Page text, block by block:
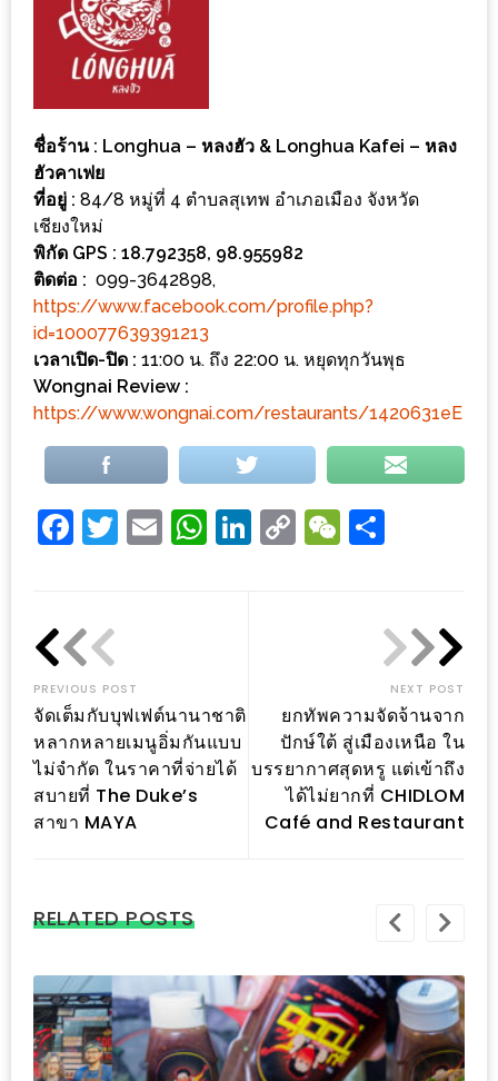
พิเศษ
ร้าน
อาหาร
ใน
เชียงใหม่
หนาว
ใช่
ไหม?
แวะ
ไป
ผิง
ไฟ
อุ่นๆ
ปิ้ง
มาร์ช
เมล
ชิม
และ
ช้อป
ที่
เดียว
ครบ
ที่
PRESENTS
FESTIVAL
3
อาหาร
ชื่อร้าน : Longhua – หลงฮัว & Longhua Kafei – หลง
ฮัวคาเฟย
ที่อยู่ : 84/8 หมู่ที่ 4 ตำบลสุเทพ อำเภอเมือง จังหวัด
เชียงใหม่
พิกัด GPS : 18.792358, 98.955982
ติดต่อ : 099-3642898,
https://www.facebook.com/profile.php?
id=100077639391213
เวลาเปิด-ปิด : 11:00 น. ถึง 22:00 น. หยุดทุกวันพุธ
Wongnai Review :
https://www.wongnai.com/restaurants/1420631eE
Facebook
Twitter
EmailWhatsApp
LinkedIn
CopyWeChat
PREVIOUS POST
จัดเต็มกับบุฟเฟต์นานาชาติ
หลากหลายเมนูอิ่มกันแบบ
ไม่จำกัด ในราคาที่จ่ายได้
สบายที่ The Duke’s
สาขา MAYA
NEXT POST
ยกทัพความจัดจ้านจาก
ปักษ์ใต้ สู่เมืองเหนือ ใน
บรรยากาศสุดหรู แต่เข้าถึง
ได้ไม่ยากที่ CHIDLOM
Café and Restaurant
RELATED POSTS